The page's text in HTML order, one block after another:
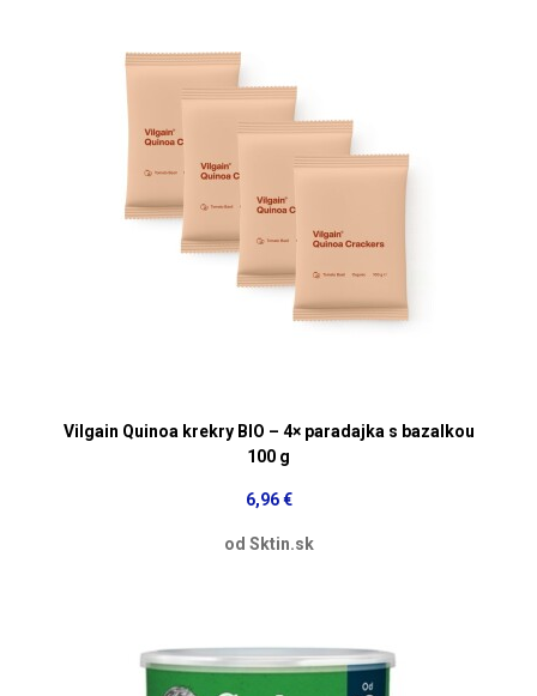
Vilgain Quinoa krekry BIO – 4× paradajka s bazalkou
100 g
6,96 €
od Sktin.sk